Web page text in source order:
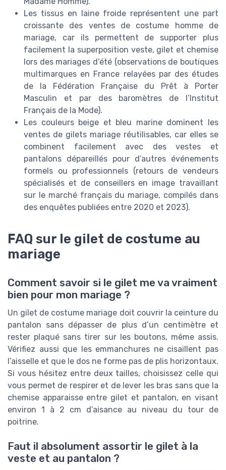
Les tissus en laine froide représentent une part
croissante des ventes de costume homme de
mariage, car ils permettent de supporter plus
facilement la superposition veste, gilet et chemise
lors des mariages d’été (observations de boutiques
multimarques en France relayées par des études
de la Fédération Française du Prêt à Porter
Masculin et par des baromètres de l’Institut
Français de la Mode).
Les couleurs beige et bleu marine dominent les
ventes de gilets mariage réutilisables, car elles se
combinent facilement avec des vestes et
pantalons dépareillés pour d’autres événements
formels ou professionnels (retours de vendeurs
spécialisés et de conseillers en image travaillant
sur le marché français du mariage, compilés dans
des enquêtes publiées entre 2020 et 2023).
FAQ sur le gilet de costume au
mariage
Comment savoir si le gilet me va vraiment
bien pour mon mariage ?
Un gilet de costume mariage doit couvrir la ceinture du
pantalon sans dépasser de plus d’un centimètre et
rester plaqué sans tirer sur les boutons, même assis.
Vérifiez aussi que les emmanchures ne cisaillent pas
l’aisselle et que le dos ne forme pas de plis horizontaux.
Si vous hésitez entre deux tailles, choisissez celle qui
vous permet de respirer et de lever les bras sans que la
chemise apparaisse entre gilet et pantalon, en visant
environ 1 à 2 cm d’aisance au niveau du tour de
poitrine.
Faut il absolument assortir le gilet à la
veste et au pantalon ?